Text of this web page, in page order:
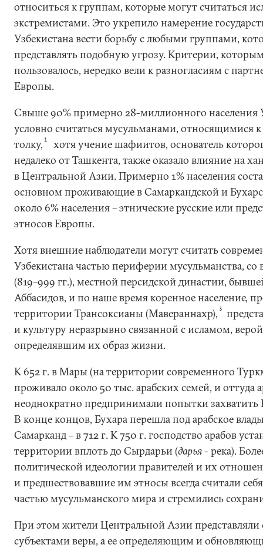
относиться к группам, которые могут считаться
экстремистами. Это укрепило намерение
Узбекистана вести борьбу с любыми группами,
представлять подобную угрозу. Критерии,
пользовалось, нередко вели к разногласиям с
Европы.
Свыше 90% примерно 28-миллионного населения
условно считаться мусульманами, относящимися
толку, 1
хотя учение шафиитов, основатель
недалеко от Ташкента, также оказало влияние на
в Центральной Азии. Примерно 1% населения
основном проживающие в Самаркандской и
около 6% населения – этнические русские или
этносов Европы.
Хотя внешние наблюдатели могут считать
Узбекистана частью периферии мусульманства,
(819–999 гг.), местной персидской династии,
Аббасидов, и по наше время коренное население,
территории Трансоксианы (Мавераннахр), 3
и культуру неразрывно связанной с исламом,
определявшим их образ жизни.
К 652 г. в Мары (на территории современного
проживало около 50 тыс. арабских семей, и оттуда
неоднократно предпринимали попытки захватить
В конце концов, Бухара перешла под арабское
Самарканд – в 712 г. К 750 г. господство арабов
территории вплоть до Сырдарьи (дарья- река).
политической идеологии правителей и их
и предшествовавшие им этносы всегда считали
частью мусульманского мира и стремились
При этом жители Центральной Азии представляли
субъектами веры, а ее определяющим и